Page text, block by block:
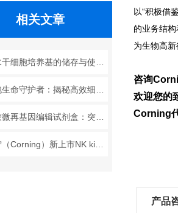
相关文章
以“积极借
的业务结
为生物高
咨询
欢迎您
Corning
产品